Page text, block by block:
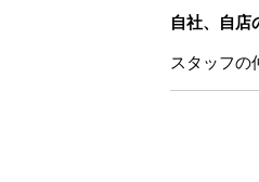
自社、自店
スタッフの